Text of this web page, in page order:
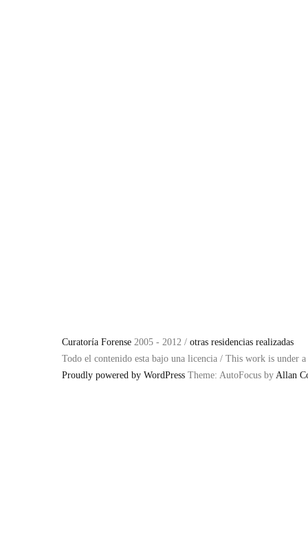
Curatoría Forense 2005 - 2012 / otras residencias realizadas
Todo el contenido esta bajo una licencia / This work is under a
Proudly powered by WordPress Theme: AutoFocus by Allan